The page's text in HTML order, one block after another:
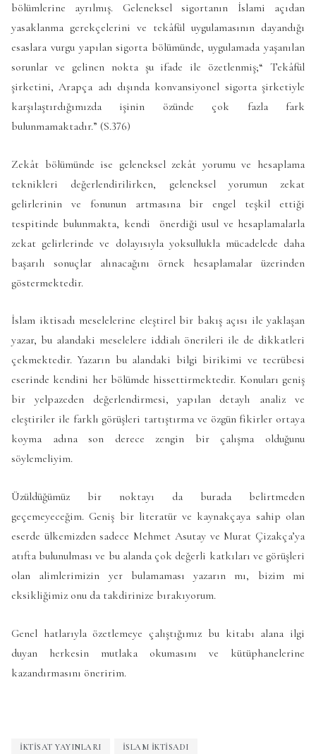
bölümlerine ayrılmış. Geleneksel sigortanın İslami açıdan
yasaklanma gerekçelerini ve tekâfül uygulamasının dayandığı
esaslara vurgu yapılan sigorta bölümünde, uygulamada yaşanılan
sorunlar ve gelinen nokta şu ifade ile özetlenmiş;“ Tekâfül
şirketini, Arapça adı dışında konvansiyonel sigorta şirketiyle
karşılaştırdığımızda işinin özünde çok fazla fark
bulunmamaktadır.” (S.376)
Zekât bölümünde ise geleneksel zekât yorumu ve hesaplama
teknikleri değerlendirilirken, geleneksel yorumun zekat
gelirlerinin ve fonunun artmasına bir engel teşkil ettiği
tespitinde bulunmakta, kendi önerdiği usul ve hesaplamalarla
zekat gelirlerinde ve dolayısıyla yoksullukla mücadelede daha
başarılı sonuçlar alınacağını örnek hesaplamalar üzerinden
göstermektedir.
İslam iktisadı meselelerine eleştirel bir bakış açısı ile yaklaşan
yazar, bu alandaki meselelere iddialı önerileri ile de dikkatleri
çekmektedir. Yazarın bu alandaki bilgi birikimi ve tecrübesi
eserinde kendini her bölümde hissettirmektedir. Konuları geniş
bir yelpazeden değerlendirmesi, yapılan detaylı analiz ve
eleştiriler ile farklı görüşleri tartıştırma ve özgün fikirler ortaya
koyma adına son derece zengin bir çalışma olduğunu
söylemeliyim.
Üzüldüğümüz bir noktayı da burada belirtmeden
geçemeyeceğim. Geniş bir literatür ve kaynakçaya sahip olan
eserde ülkemizden sadece Mehmet Asutay ve Murat Çizakça’ya
atıfta bulunulması ve bu alanda çok değerli katkıları ve görüşleri
olan alimlerimizin yer bulamaması yazarın mı, bizim mi
eksikliğimiz onu da takdirinize bırakıyorum.
Genel hatlarıyla özetlemeye çalıştığımız bu kitabı alana ilgi
duyan herkesin mutlaka okumasını ve kütüphanelerine
kazandırmasını öneririm.
İKTISAT YAYINLARI ISLAM IKTISADI